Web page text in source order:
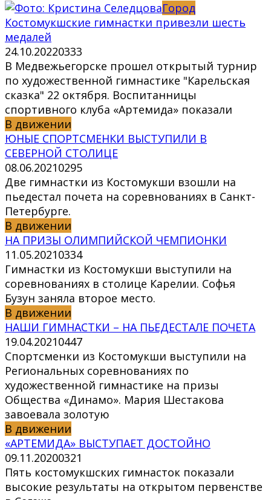
Город
Костомукшские гимнастки привезли шесть
медалей
24.10.20220333
В Медвежьегорске прошел открытый турнир
по художественной гимнастике "Карельская
сказка" 22 октября. Воспитанницы
спортивного клуба «Артемида» показали
В движении
ЮНЫЕ СПОРТСМЕНКИ ВЫСТУПИЛИ В
СЕВЕРНОЙ СТОЛИЦЕ
08.06.20210295
Две гимнастки из Костомукши взошли на
пьедестал почета на соревнованиях в Санкт-
Петербурге.
В движении
НА ПРИЗЫ ОЛИМПИЙСКОЙ ЧЕМПИОНКИ
11.05.20210334
Гимнастки из Костомукши выступили на
соревнованиях в столице Карелии. Софья
Бузун заняла второе место.
В движении
НАШИ ГИМНАСТКИ – НА ПЬЕДЕСТАЛЕ ПОЧЕТА
19.04.20210447
Спортсменки из Костомукши выступили на
Региональных соревнованиях по
художественной гимнастике на призы
Общества «Динамо». Мария Шестакова
завоевала золотую
В движении
«АРТЕМИДА» ВЫСТУПАЕТ ДОСТОЙНО
09.11.20200321
Пять костомукшских гимнасток показали
высокие результаты на открытом первенстве